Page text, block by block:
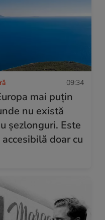
09:34
mai puțin
nu există
șezlonguri. Este
doar cu